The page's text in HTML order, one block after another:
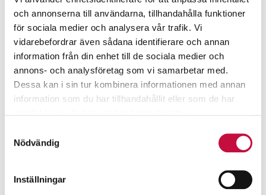
och annonserna till användarna, tillhandahålla funktioner
för sociala medier och analysera vår trafik. Vi
vidarebefordrar även sådana identifierare och annan
information från din enhet till de sociala medier och
annons- och analysföretag som vi samarbetar med.
Dessa kan i sin tur kombinera informationen med annan
information som du har tillhandahållit eller som de har
Nödvändig
Inställningar